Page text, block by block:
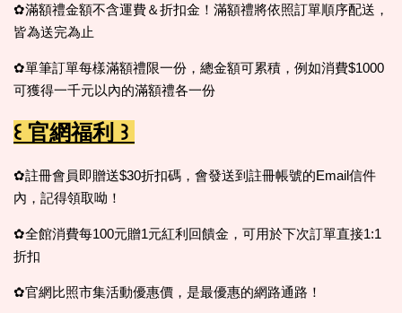
✿滿額禮金額不含運費＆折扣金！滿額禮將依照訂單順序配送，
皆為送完為止
✿單筆訂單每樣滿額禮限一份，總金額可累積，例如消費$1000
可獲得一千元以內的滿額禮各一份
꒰ 官網福利 ꒱
✿註冊會員即贈送$30折扣碼，會發送到註冊帳號的Email信件
內，記得領取呦！
✿全館消費每100元贈1元紅利回饋金，可用於下次訂單直接1:1
折扣
✿官網比照市集活動優惠價，是最優惠的網路通路！